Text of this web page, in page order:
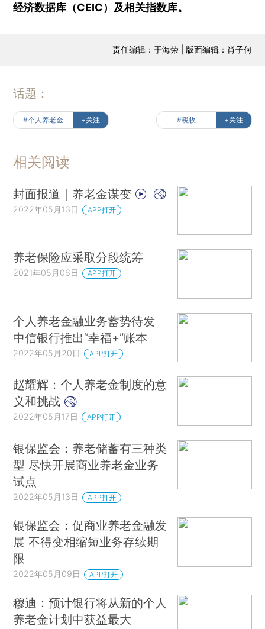
经济数据库（CEIC）及相关指数库。
责任编辑：于海荣 | 版面编辑：肖子何
话题：
#个人养老金 +关注 #税收 +关注
相关阅读
封面报道｜养老金谋变
2022年05月13日 APP打开
养老保险应采取分段统筹
2021年05月06日 APP打开
个人养老金融业务蓄势待发
中信银行推出“幸福+”账本
2022年05月20日 APP打开
赵耀辉：个人养老金制度的意
义和挑战
2022年05月17日 APP打开
银保监会：养老储蓄有三种类
型 尽快开展商业养老金业务
试点
2022年05月13日 APP打开
银保监会：促商业养老金融发
展 不得变相缩短业务存续期
限
2022年05月09日 APP打开
穆迪：预计银行将从新的个人
养老金计划中获益最大